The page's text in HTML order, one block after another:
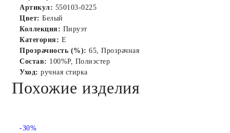
Артикул: 550103-0225
Цвет: Белый
Коллекция: Пируэт
Категория: E
Прозрачность (%): 65, Прозрачная
Состав: 100%P, Полиэстер
Уход: ручная стирка
Похожие изделия
-30%